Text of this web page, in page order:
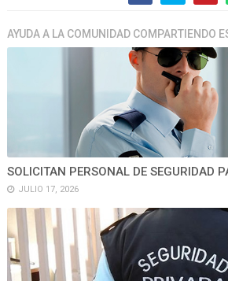
AYUDA A LA COMUNIDAD COMPARTIENDO
SOLICITAN PERSONAL DE SEGURIDAD
JULIO 17, 2026